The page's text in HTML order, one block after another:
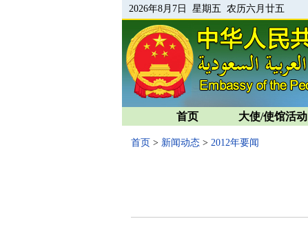
2026年8月7日 星期五 农历六月廿五
首页 大使/使馆活动
首页 > 新闻动态 > 2012年要闻